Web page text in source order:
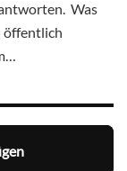
Was
öffentlich